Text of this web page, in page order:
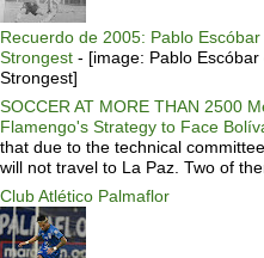
Recuerdo de 2005: Pablo
Strongest - [image: Pablo
Strongest]
SOCCER AT MORE THAN 2500
Flamengo's Strategy to Face
that due to the technical
will not travel to La Paz. Two of
Club Atlético Palmaflor